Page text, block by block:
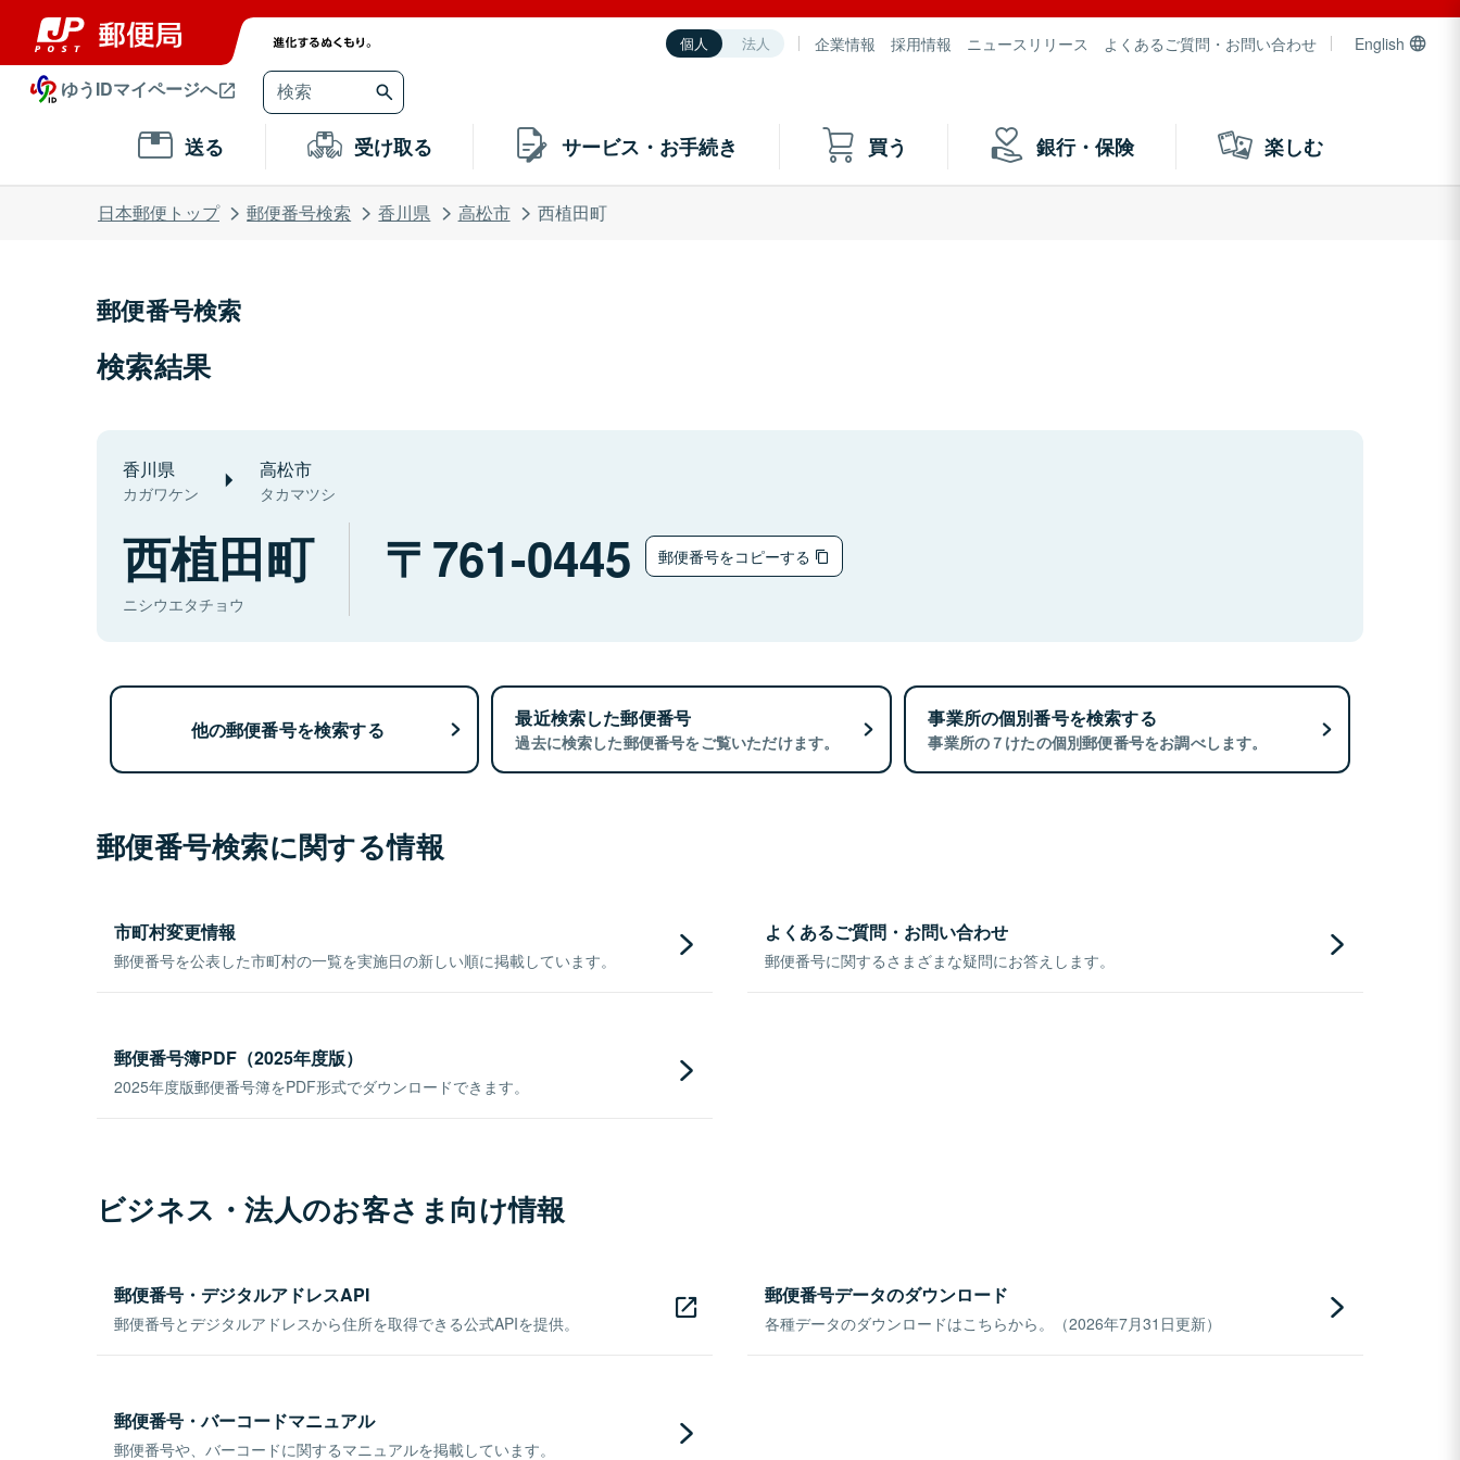
個人 法人 企業情報 採用情報 ニュースリリース よくあるご質問・お問い合わせ English
ゆうIDマイページへ
送る 受け取る サービス・お手続き 買う 銀行・保険 楽しむ
日本郵便トップ 郵便番号検索 香川県 高松市 西植田町
郵便番号検索
検索結果
香川県
カガワケン
高松市
タカマツシ
西植田町
ニシウエタチョウ
761-0445 郵便番号をコピーする
他の郵便番号を検索する 最近検索した郵便番号
過去に検索した郵便番号をご覧いただけます。
事業所の個別番号を検索する
事業所の７けたの個別郵便番号をお調べします。
郵便番号検索に関する情報
市町村変更情報
郵便番号を公表した市町村の一覧を実施日の新しい順に掲載しています。
よくあるご質問・お問い合わせ
郵便番号に関するさまざまな疑問にお答えします。
郵便番号簿PDF（2025年度版）
2025年度版郵便番号簿をPDF形式でダウンロードできます。
ビジネス・法人のお客さま向け情報
郵便番号・デジタルアドレスAPI
郵便番号とデジタルアドレスから住所を取得できる公式APIを提供。
郵便番号データのダウンロード
各種データのダウンロードはこちらから。（2026年7月31日更新）
郵便番号・バーコードマニュアル
郵便番号や、バーコードに関するマニュアルを掲載しています。